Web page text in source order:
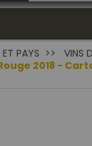
PAYS VINS
2018 -